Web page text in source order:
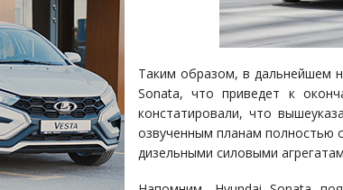
Таким образом, в дальнейшем
Sonata, что приведет к
констатировали, что
озвученным планам полностью
дизельными силовыми